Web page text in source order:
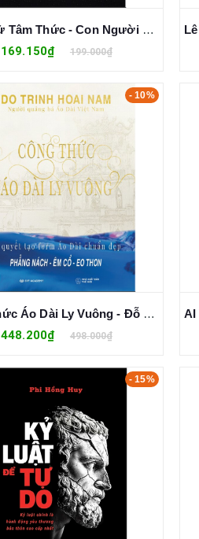
Lược Sử Tâm Thức - Con Người Tin Vào Đấng Tối Cao, Còn Đấng Tối Cao Tin Điều Gì? - Tuấn Vũ
169.150₫ 199.000₫
- 10%
Công Thức Áo Dài Ly Vuông - Đỗ Trịnh Hoài Nam
448.200₫ 498.000₫
- 15%